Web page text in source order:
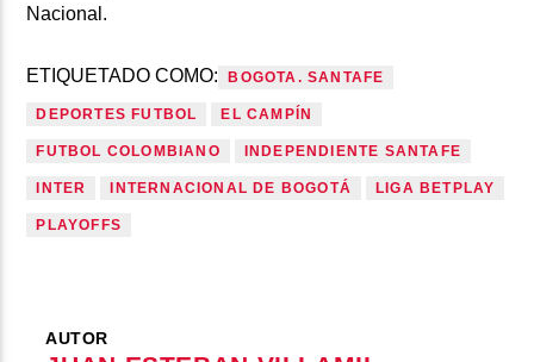
Nacional.
ETIQUETADO COMO: BOGOTA. SANTAFE
DEPORTES FUTBOL EL CAMPÍN
FUTBOL COLOMBIANO INDEPENDIENTE SANTAFE
INTER INTERNACIONAL DE BOGOTÁ LIGA BETPLAY
PLAYOFFS
AUTOR